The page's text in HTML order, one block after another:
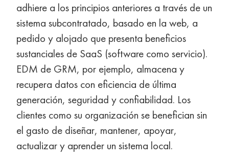
adhiere a los principios anteriores a través de un
sistema subcontratado, basado en la web, a
pedido y alojado que presenta beneficios
sustanciales de SaaS (software como servicio).
EDM de GRM, por ejemplo, almacena y
recupera datos con eficiencia de última
generación, seguridad y confiabilidad. Los
clientes como su organización se benefician sin
el gasto de diseñar, mantener, apoyar,
actualizar y aprender un sistema local.